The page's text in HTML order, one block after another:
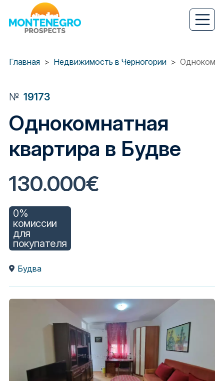
основному
Главная
Недвижимость в Черногории
№ 19173
Однокомнатная
квартира в Будве
130.000€
0%
комиссии
для
покупателя
Будва